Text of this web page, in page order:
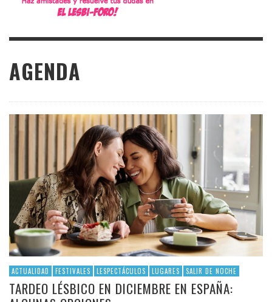
AGENDA
ACTUALIDAD FESTIVALES LESPECTÁCULOS LUGARES SALIR DE NOCHE
TARDEO LÉSBICO EN DICIEMBRE EN ESPAÑA: